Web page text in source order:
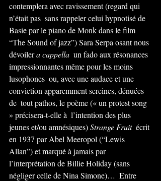
contemplera avec ravissement (regard qui
n’était pas  sans rappeler celui hypnotisé de
Basie par le piano de Monk dans le film
“The Sound of jazz”) Sara Serpa osant nous
dévoiler a cappella
  un fado aux résonances
impressionnantes même pour les moins
lusophones  ou, avec une audace et une
conviction apparemment sereines, dénuées
de  tout pathos, le poème (« un protest song
» précisera-t-elle à  l’intention des plus
jeunes et/ou amnésiques) Strange Fruit
  écrit
en 1937 par Abel Meeropol (“Lewis
Allan”) et marqué à jamais par
l’interprétation de Billie Holiday (sans
négliger celle de Nina Simone)…  Entre